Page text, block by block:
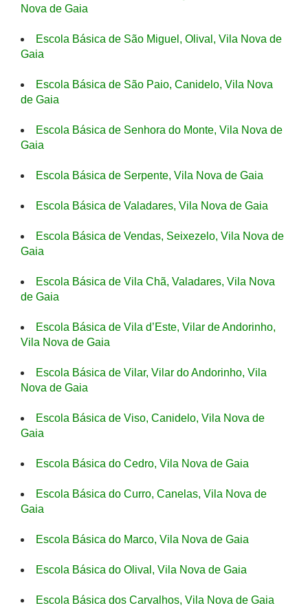
Nova de Gaia
Escola Básica de São Miguel, Olival, Vila Nova de
Gaia
Escola Básica de São Paio, Canidelo, Vila Nova
de Gaia
Escola Básica de Senhora do Monte, Vila Nova de
Gaia
Escola Básica de Serpente, Vila Nova de Gaia
Escola Básica de Valadares, Vila Nova de Gaia
Escola Básica de Vendas, Seixezelo, Vila Nova de
Gaia
Escola Básica de Vila Chã, Valadares, Vila Nova
de Gaia
Escola Básica de Vila d’Este, Vilar de Andorinho,
Vila Nova de Gaia
Escola Básica de Vilar, Vilar do Andorinho, Vila
Nova de Gaia
Escola Básica de Viso, Canidelo, Vila Nova de
Gaia
Escola Básica do Cedro, Vila Nova de Gaia
Escola Básica do Curro, Canelas, Vila Nova de
Gaia
Escola Básica do Marco, Vila Nova de Gaia
Escola Básica do Olival, Vila Nova de Gaia
Escola Básica dos Carvalhos, Vila Nova de Gaia